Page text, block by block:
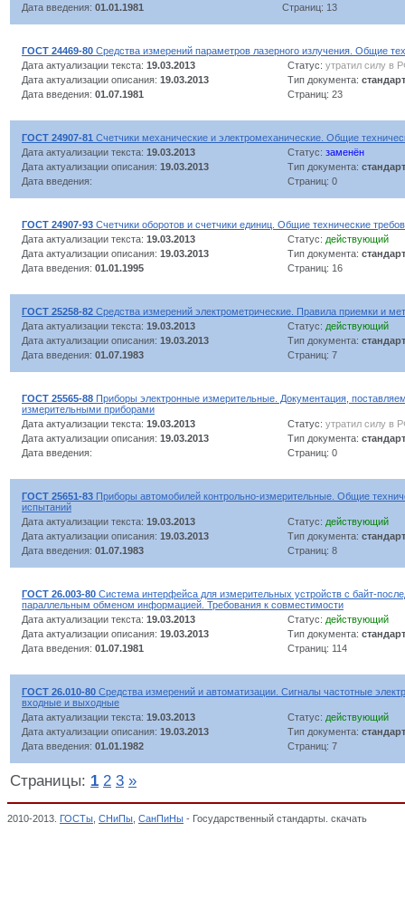
Дата введения: 01.01.1981 Страниц: 13
ГОСТ 24469-80 Средства измерений параметров лазерного излучения. Общие
Дата актуализации текста: 19.03.2013 Статус: утратил силу в
Дата актуализации описания: 19.03.2013 Тип документа: стандарт
Дата введения: 01.07.1981 Страниц: 23
ГОСТ 24907-81 Счетчики механические и электромеханические. Общие
Дата актуализации текста: 19.03.2013 Статус: заменён
Дата актуализации описания: 19.03.2013 Тип документа: стандарт
Дата введения:
Страниц: 0
ГОСТ 24907-93 Счетчики оборотов и счетчики единиц. Общие технические
Дата актуализации текста: 19.03.2013 Статус: действующий
Дата актуализации описания: 19.03.2013 Тип документа: стандарт
Дата введения: 01.01.1995 Страниц: 16
ГОСТ 25258-82 Средства измерений электрометрические. Правила приемки и
Дата актуализации текста: 19.03.2013 Статус: действующий
Дата актуализации описания: 19.03.2013 Тип документа: стандарт
Дата введения: 01.07.1983 Страниц: 7
ГОСТ 25565-88 Приборы электронные измерительные. Документация,
измерительными приборами
Дата актуализации текста: 19.03.2013 Статус: утратил силу в
Дата актуализации описания: 19.03.2013 Тип документа: стандарт
Дата введения:
Страниц: 0
ГОСТ 25651-83 Приборы автомобилей контрольно-измерительные. Общие
испытаний
Дата актуализации текста: 19.03.2013 Статус: действующий
Дата актуализации описания: 19.03.2013 Тип документа: стандарт
Дата введения: 01.07.1983 Страниц: 8
ГОСТ 26.003-80 Система интерфейса для измерительных устройств с байт-
параллельным обменом информацией. Требования к совместимости
Дата актуализации текста: 19.03.2013 Статус: действующий
Дата актуализации описания: 19.03.2013 Тип документа: стандарт
Дата введения: 01.07.1981 Страниц: 114
ГОСТ 26.010-80 Средства измерений и автоматизации. Сигналы частотные
входные и выходные
Дата актуализации текста: 19.03.2013 Статус: действующий
Дата актуализации описания: 19.03.2013 Тип документа: стандарт
Дата введения: 01.01.1982 Страниц: 7
Страницы: 1 2 3 »
2010-2013. ГОСТы СНиПы СанПиНы - Государственный стандарты. скачать